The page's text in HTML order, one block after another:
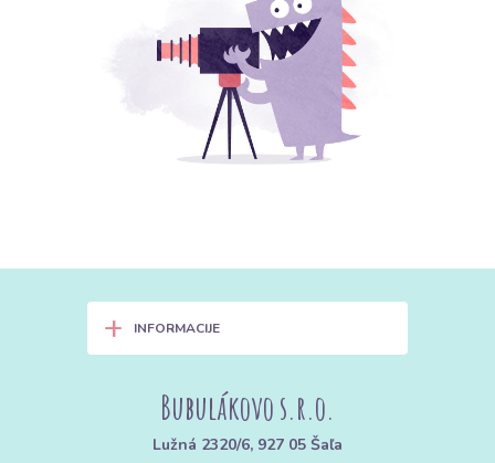
+ INFORMACIJE
Bubulákovo s.r.o.
Lužná 2320/6, 927 05 Šaľa